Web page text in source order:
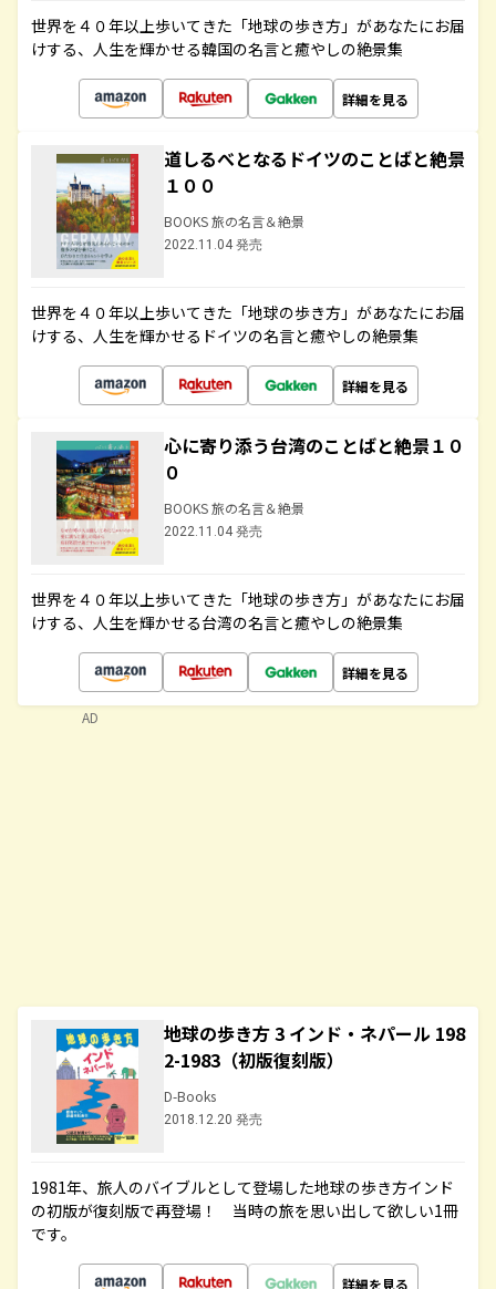
世界を４０年以上歩いてきた「地球の歩き方」があなたにお届
けする、人生を輝かせる韓国の名言と癒やしの絶景集
詳細を見る
道しるべとなるドイツのことばと絶景
１００
BOOKS 旅の名言＆絶景
2022.11.04 発売
世界を４０年以上歩いてきた「地球の歩き方」があなたにお届
けする、人生を輝かせるドイツの名言と癒やしの絶景集
詳細を見る
心に寄り添う台湾のことばと絶景１０
０
BOOKS 旅の名言＆絶景
2022.11.04 発売
世界を４０年以上歩いてきた「地球の歩き方」があなたにお届
けする、人生を輝かせる台湾の名言と癒やしの絶景集
詳細を見る
地球の歩き方 3 インド・ネパール 198
2-1983（初版復刻版）
D-Books
2018.12.20 発売
1981年、旅人のバイブルとして登場した地球の歩き方インド
の初版が復刻版で再登場！ 当時の旅を思い出して欲しい1冊
です。
詳細を見る
AD